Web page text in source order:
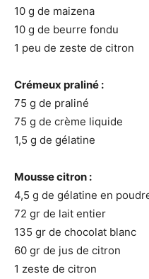
10 g de maizena
10 g de beurre fondu
1 peu de zeste de citron
Crémeux praliné :
75 g de praliné
75 g de crème liquide
1,5 g de gélatine
Mousse citron :
4,5 g de gélatine en
72 gr de lait entier
135 gr de chocolat blanc
60 gr de jus de citron
1 zeste de citron